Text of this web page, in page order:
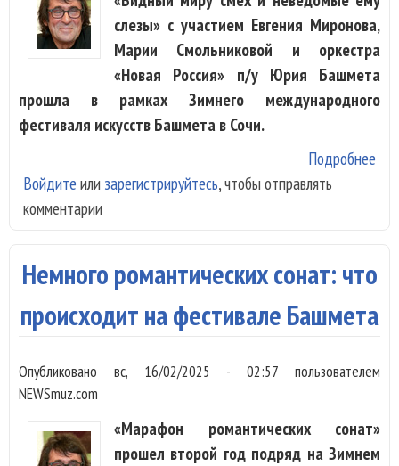
слезы» с участием Евгения Миронова,
Марии Смольниковой и оркестра
«Новая Россия» п/у Юрия Башмета
прошла в рамках Зимнего международного
фестиваля искусств Башмета в Сочи.
Подробнее
Войдите или зарегистрируйтесь, чтобы отправлять
комментарии
Немного романтических сонат: что
происходит на фестивале Башмета
Опубликовано вс, 16/02/2025 - 02:57 пользователем
NEWSmuz.com
«Марафон романтических сонат»
прошел второй год подряд на Зимнем